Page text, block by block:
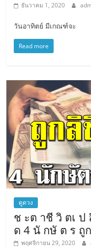
ธันวาคม 1, 2020
วันอาทิตย์ มีเกณฑ์จะ
Read more
ดูดวง
ช ะต าชี วิ ตเ ป
ด 4 นั กษั ต ร ถู
พฤศจิกายน 29, 2020